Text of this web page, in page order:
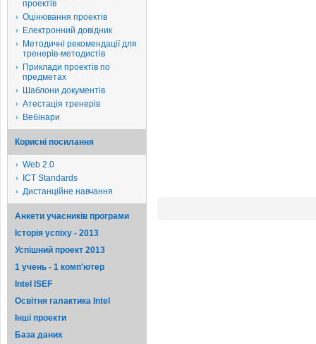
проектів
Оцінювання проектів
Електронний довідник
Методичні рекомендації для
тренерів-методистів
Приклади проектів по
предметах
Шаблони документів
Атестація тренерів
Вебінари
Корисні посилання
Web 2.0
ICT Standards
Дистанційне навчання
Анкети учасників програми
Історія успіху - 2013
Успішний проект 2013
1 учень - 1 комп'ютер
Intel ISEF
Освітня галактика Intel
Iншi проекти
База даних